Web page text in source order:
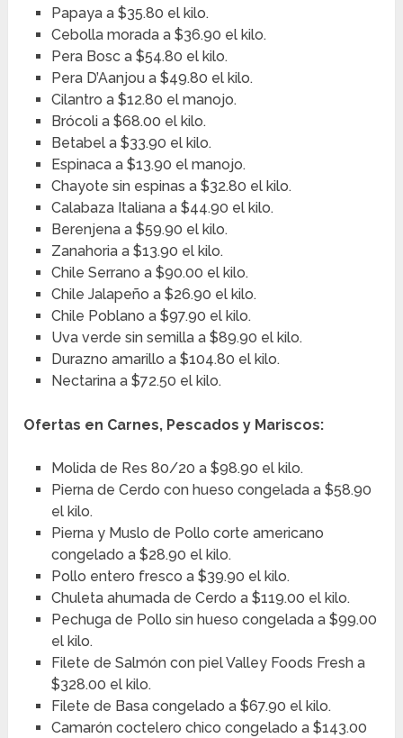
Papaya a $35.80 el kilo.
Cebolla morada a $36.90 el kilo.
Pera Bosc a $54.80 el kilo.
Pera D’Aanjou a $49.80 el kilo.
Cilantro a $12.80 el manojo.
Brócoli a $68.00 el kilo.
Betabel a $33.90 el kilo.
Espinaca a $13.90 el manojo.
Chayote sin espinas a $32.80 el kilo.
Calabaza Italiana a $44.90 el kilo.
Berenjena a $59.90 el kilo.
Zanahoria a $13.90 el kilo.
Chile Serrano a $90.00 el kilo.
Chile Jalapeño a $26.90 el kilo.
Chile Poblano a $97.90 el kilo.
Uva verde sin semilla a $89.90 el kilo.
Durazno amarillo a $104.80 el kilo.
Nectarina a $72.50 el kilo.
Ofertas en Carnes, Pescados y Mariscos:
Molida de Res 80/20 a $98.90 el kilo.
Pierna de Cerdo con hueso congelada a $58.90
el kilo.
Pierna y Muslo de Pollo corte americano
congelado a $28.90 el kilo.
Pollo entero fresco a $39.90 el kilo.
Chuleta ahumada de Cerdo a $119.00 el kilo.
Pechuga de Pollo sin hueso congelada a $99.00
el kilo.
Filete de Salmón con piel Valley Foods Fresh a
$328.00 el kilo.
Filete de Basa congelado a $67.90 el kilo.
Camarón coctelero chico congelado a $143.00